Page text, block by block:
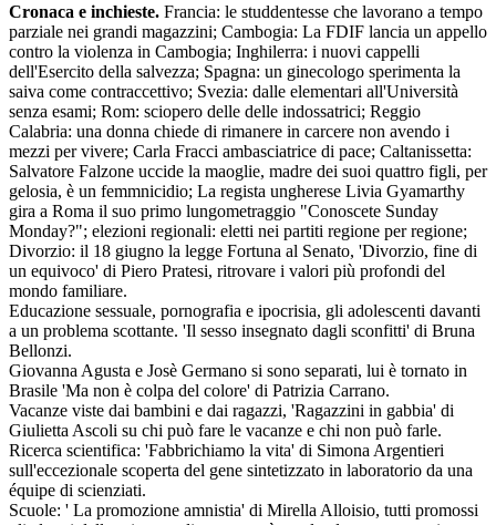
Cronaca e inchieste. Francia: le studdentesse che lavorano a tempo
parziale nei grandi magazzini; Cambogia: La FDIF lancia un appello
contro la violenza in Cambogia; Inghilerra: i nuovi cappelli
dell'Esercito della salvezza; Spagna: un ginecologo sperimenta la
saiva come contraccettivo; Svezia: dalle elementari all'Università
senza esami; Rom: sciopero delle delle indossatrici; Reggio
Calabria: una donna chiede di rimanere in carcere non avendo i
mezzi per vivere; Carla Fracci ambasciatrice di pace; Caltanissetta:
Salvatore Falzone uccide la maoglie, madre dei suoi quattro figli, per
gelosia, è un femmnicidio; La regista ungherese Livia Gyamarthy
gira a Roma il suo primo lungometraggio "Conoscete Sunday
Monday?"; elezioni regionali: eletti nei partiti regione per regione;
Divorzio: il 18 giugno la legge Fortuna al Senato, 'Divorzio, fine di
un equivoco' di Piero Pratesi, ritrovare i valori più profondi del
mondo familiare.
Educazione sessuale, pornografia e ipocrisia, gli adolescenti davanti
a un problema scottante. 'Il sesso insegnato dagli sconfitti' di Bruna
Bellonzi.
Giovanna Agusta e Josè Germano si sono separati, lui è tornato in
Brasile 'Ma non è colpa del colore' di Patrizia Carrano.
Vacanze viste dai bambini e dai ragazzi, 'Ragazzini in gabbia' di
Giulietta Ascoli su chi può fare le vacanze e chi non può farle.
Ricerca scientifica: 'Fabbrichiamo la vita' di Simona Argentieri
sull'eccezionale scoperta del gene sintetizzato in laboratorio da una
équipe di scienziati.
Scuole: ' La promozione amnistia' di Mirella Alloisio, tutti promossi